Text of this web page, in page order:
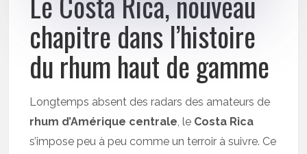
chapitre dans l’histoire
du rhum haut de gamme
Longtemps absent des radars des amateurs de
rhum d’Amérique centrale, le Costa Rica
s’impose peu à peu comme un terroir à suivre. Ce